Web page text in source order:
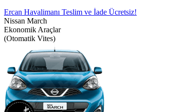
Ercan Havalimanı Teslim ve İade Ücretsiz!
Nissan March
Ekonomik Araçlar
(Otomatik Vites)